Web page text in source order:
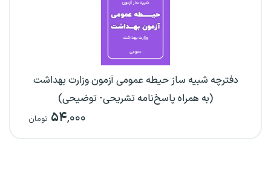
دفترچه شبیه ساز حیطه عمومی آزمون وزارت بهداشت
(به همراه پاسخ‌نامه تشریحی- توضیحی)
۵۴,۰۰۰ تومان